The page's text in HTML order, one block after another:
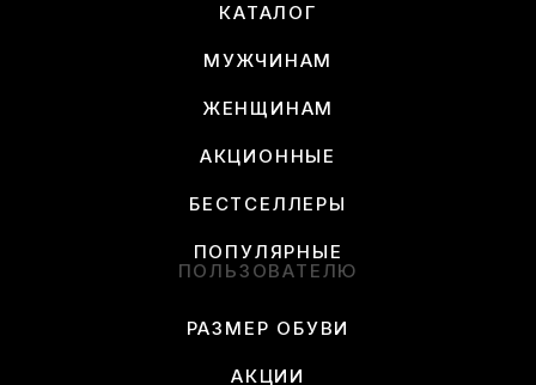
КАТАЛОГ
МУЖЧИНАМ
ЖЕНЩИНАМ
АКЦИОННЫЕ
БЕСТСЕЛЛЕРЫ
ПОПУЛЯРНЫЕ
ПОЛЬЗОВАТЕЛЮ
РАЗМЕР ОБУВИ
АКЦИИ